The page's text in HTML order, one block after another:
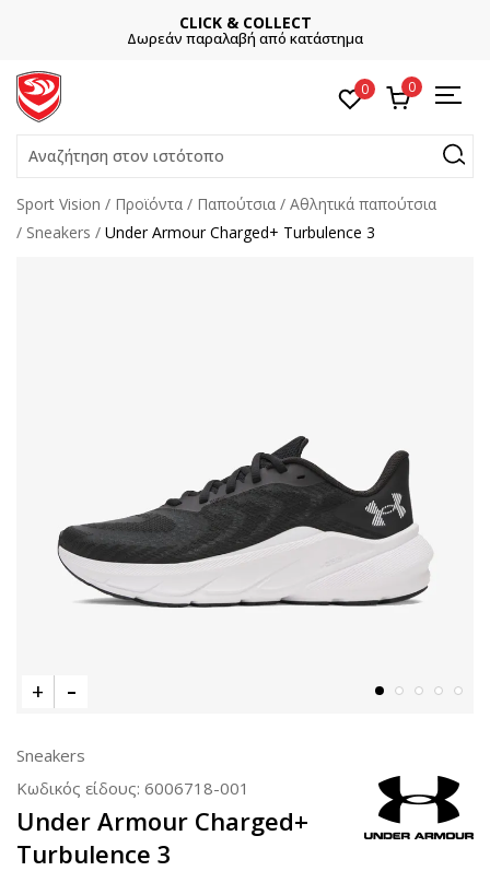
CLICK & COLLECT
Δωρεάν παραλαβή από κατάστημα
0 0
Αναζήτηση στον ιστότοπο
Sport Vision Προϊόντα Παπούτσια
Αθλητικά παπούτσια
Sneakers
Under Armour Charged+ Turbulence 3
Sneakers
Κωδικός είδους: 6006718-001
Under Armour Charged+
Turbulence 3